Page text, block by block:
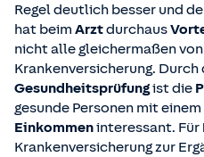
Regel deutlich besser und
hat beim Arztdurchaus
nicht alle gleichermaßen
Krankenversicherung.
Gesundheitsprüfungist die
gesunde Personen mit
Einkommeninteressant. Für
Krankenversicherung zur